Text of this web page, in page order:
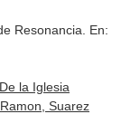
Resonancia. En:
la Iglesia
Suarez